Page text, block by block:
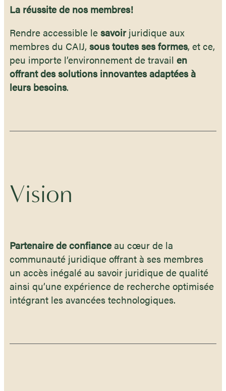
La réussite de nos membres!
Rendre accessible lesavoirjuridique aux
membres du CAIJ, sous toutes ses formes, et ce,
peu importe l’environnement de travail en
offrant des solutions innovantes adaptées à
leurs besoins.
Vision
Partenaire de confianceau cœur de la
communauté juridique offrant à ses membres
un accès inégalé au savoir juridique de qualité
ainsi qu’une expérience de recherche optimisée
intégrant les avancées technologiques.